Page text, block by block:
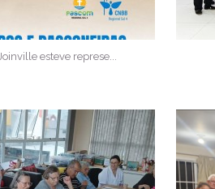
esteve represe...